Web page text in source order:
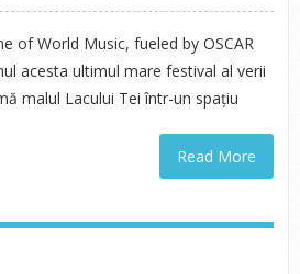
of World Music, fueled by OSCAR
acesta ultimul mare festival al verii
malul Lacului Tei într-un spațiu
Read More